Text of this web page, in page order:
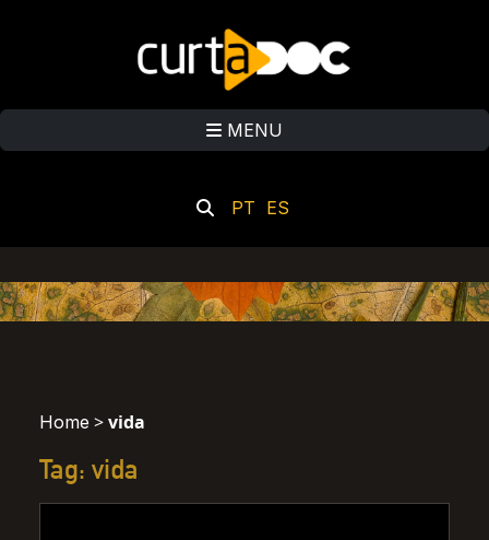
MENU
PT ES
Home >vida
Tag: vida